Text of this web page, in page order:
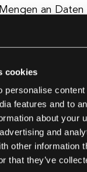
cookies
personalise
features and to
about your
and
other information
that they’ve
an Daten
Analytik-Tools
Daten zu
zu
Wartung in
zu integrieren.